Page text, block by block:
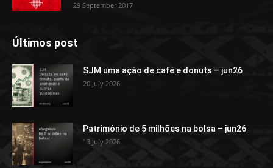
29 September 2017
Últimos post
SJM uma ação de café e donuts – jun26
20 July 2026
Patrimônio de 5 milhões na bolsa – jun26
13 July 2026